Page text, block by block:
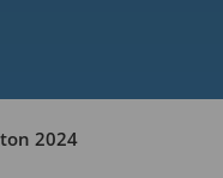
2024